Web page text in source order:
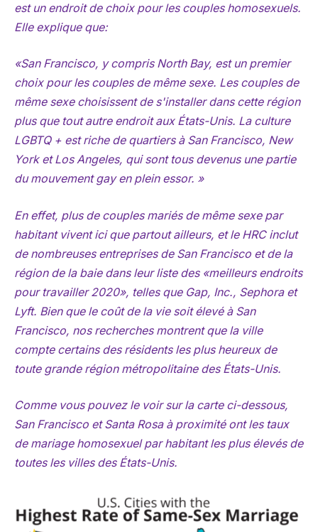
est un endroit de choix pour les couples homosexuels.
Elle explique que:
«San Francisco, y compris North Bay, est un premier
choix pour les couples de même sexe. Les couples de
même sexe choisissent de s'installer dans cette région
plus que tout autre endroit aux États-Unis. La culture
LGBTQ + est riche de quartiers à San Francisco, New
York et Los Angeles, qui sont tous devenus une partie
du mouvement gay en plein essor. »
En effet, plus de couples mariés de même sexe par
habitant vivent ici que partout ailleurs, et le HRC inclut
de nombreuses entreprises de San Francisco et de la
région de la baie dans leur liste des «meilleurs endroits
pour travailler 2020», telles que Gap, Inc., Sephora et
Lyft. Bien que le coût de la vie soit élevé à San
Francisco, nos recherches montrent que la ville
compte certains des résidents les plus heureux de
toute grande région métropolitaine des États-Unis.
Comme vous pouvez le voir sur la carte ci-dessous,
San Francisco et Santa Rosa à proximité ont les taux
de mariage homosexuel par habitant les plus élevés de
toutes les villes des États-Unis.